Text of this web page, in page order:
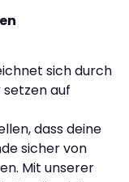
sich durch
setzen auf
dass deine
sicher von
Mit unserer